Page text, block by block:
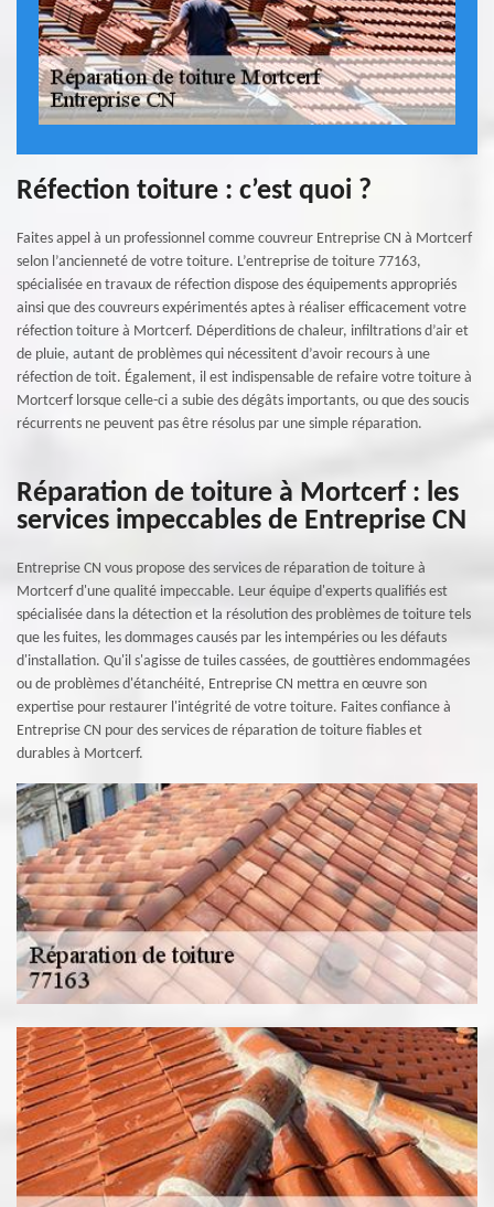
Réfection toiture : c’est quoi ?
Faites appel à un professionnel comme couvreur Entreprise CN à Mortcerf
selon l’ancienneté de votre toiture. L’entreprise de toiture 77163,
spécialisée en travaux de réfection dispose des équipements appropriés
ainsi que des couvreurs expérimentés aptes à réaliser efficacement votre
réfection toiture à Mortcerf. Déperditions de chaleur, infiltrations d’air et
de pluie, autant de problèmes qui nécessitent d’avoir recours à une
réfection de toit. Également, il est indispensable de refaire votre toiture à
Mortcerf lorsque celle-ci a subie des dégâts importants, ou que des soucis
récurrents ne peuvent pas être résolus par une simple réparation.
Réparation de toiture à Mortcerf : les
services impeccables de Entreprise CN
Entreprise CN vous propose des services de réparation de toiture à
Mortcerf d'une qualité impeccable. Leur équipe d'experts qualifiés est
spécialisée dans la détection et la résolution des problèmes de toiture tels
que les fuites, les dommages causés par les intempéries ou les défauts
d'installation. Qu'il s'agisse de tuiles cassées, de gouttières endommagées
ou de problèmes d'étanchéité, Entreprise CN mettra en œuvre son
expertise pour restaurer l'intégrité de votre toiture. Faites confiance à
Entreprise CN pour des services de réparation de toiture fiables et
durables à Mortcerf.